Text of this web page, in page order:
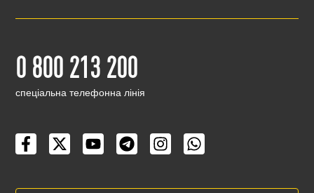
0 800 213 200
cпеціальна телефонна лінія